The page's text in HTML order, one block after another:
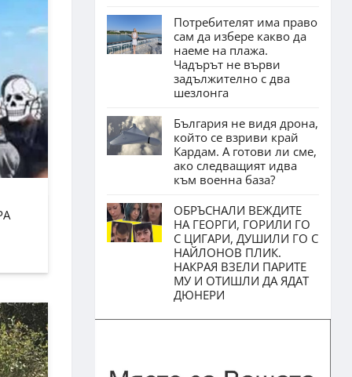
Потребителят има право
сам да избере какво да
наеме на плажа.
Чадърът не върви
задължително с два
шезлонга
България не видя дрона,
който се взриви край
Кардам. А готови ли сме,
ако следващият идва
към военна база?
ОБРЪСНАЛИ ВЕЖДИТЕ
НА ГЕОРГИ, ГОРИЛИ ГО
С ЦИГАРИ, ДУШИЛИ ГО С
НАЙЛОНОВ ПЛИК.
НАКРАЯ ВЗЕЛИ ПАРИТЕ
МУ И ОТИШЛИ ДА ЯДАТ
ДЮНЕРИ